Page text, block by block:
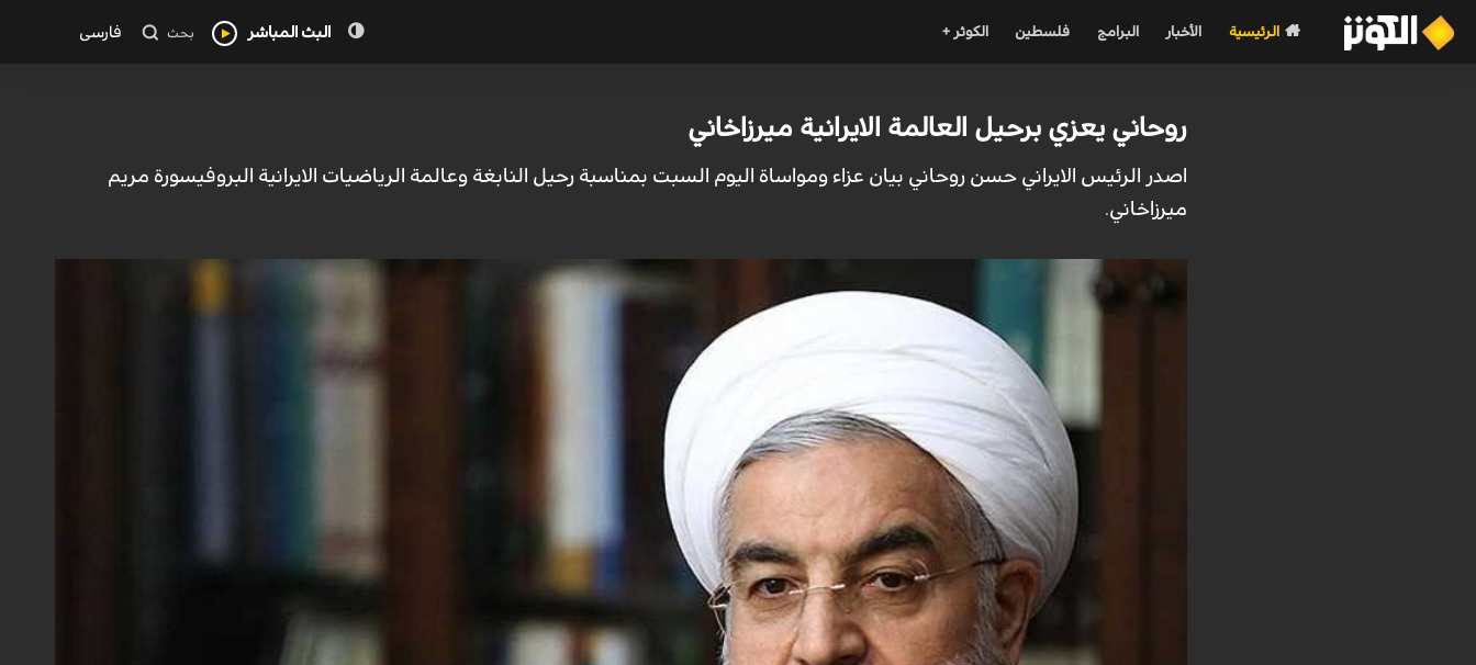
الرئيسية الأخبار البرامج فلسطين الكوثر + البث المباشر بحث فارسی
روحاني يعزي برحيل العالمة الايرانية ميرزاخاني
اصدر الرئيس الايراني حسن روحاني بيان عزاء ومواساة اليوم السبت بمناسبة رحيل النابغة وعالمة الرياضيات الايرانية البروفيسورة مريم
ميرزاخاني.